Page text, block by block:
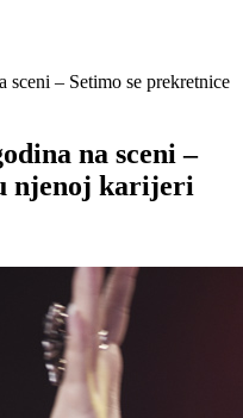
– Setimo se prekretnice
na sceni –
njenoj karijeri